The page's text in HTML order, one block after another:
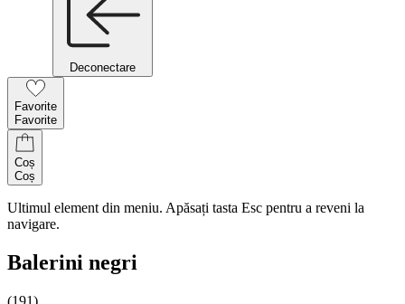
Deconectare
Favorite
Favorite
Coș
Coș
Ultimul element din meniu. Apăsați tasta Esc pentru a reveni la
navigare.
Balerini negri
(191)